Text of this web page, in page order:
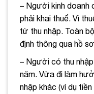
– Người kinh doanh
phải khai thuế. Vì
từ thu nhập. Toàn
định thông qua hồ
– Người có thu
năm. Vừa đi làm
nhập khác (ví dụ